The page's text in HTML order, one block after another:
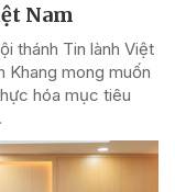
Nam
thánh Tin lành Việt
Khang mong muốn
hóa mục tiêu